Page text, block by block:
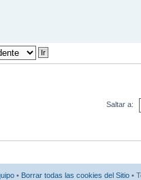
Saltar a:
• Borrar todas las cookies del Sitio •